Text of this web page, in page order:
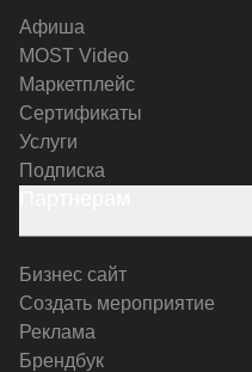
Афиша
MOST Video
Маркетплейс
Сертификаты
Услуги
Подписка
Бизнес сайт
Создать мероприятие
Реклама
Брендбук